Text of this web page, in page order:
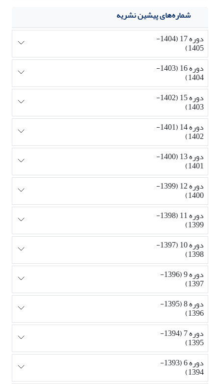
شماره‌های پیشین نشریه
دوره 17 (1404-
1405)
دوره 16 (1403-
1404)
دوره 15 (1402-
1403)
دوره 14 (1401-
1402)
دوره 13 (1400-
1401)
دوره 12 (1399-
1400)
دوره 11 (1398-
1399)
دوره 10 (1397-
1398)
دوره 9 (1396-
1397)
دوره 8 (1395-
1396)
دوره 7 (1394-
1395)
دوره 6 (1393-
1394)